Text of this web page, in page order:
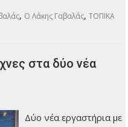
, Ο Λάκης Γαβαλάς,ΤΟΠΙΚΑ
στα δύο νέα
Δύο νέα εργαστήρια με